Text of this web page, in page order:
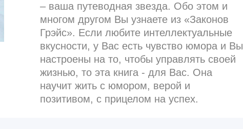
– ваша путеводная звезда. Обо этом и
многом другом Вы узнаете из «Законов
Грэйс». Если любите интеллектуальные
вкусности, у Вас есть чувство юмора и Вы
настроены на то, чтобы управлять своей
жизнью, то эта книга - для Вас. Она
научит жить с юмором, верой и
позитивом, с прицелом на успех.